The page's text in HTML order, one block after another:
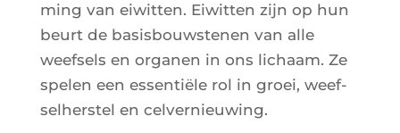
ming van eiwit­ten. Eiwit­ten zijn op hun
beurt de basis­bouws­te­nen van alle
weef­sels en orga­nen in ons lichaam. Ze
spe­len een essen­tiële rol in groei, weef­
sel­hers­tel en celvernieuwing.